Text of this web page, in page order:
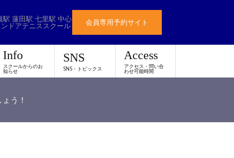
駅 蓮田駅 七里駅 中心
ドアテニススクール 会員専用予約サイト
Info
スクールからのお
知らせ
SNS
SNS・トピックス
Access
アクセス・問い合
わせ可能時間
う！